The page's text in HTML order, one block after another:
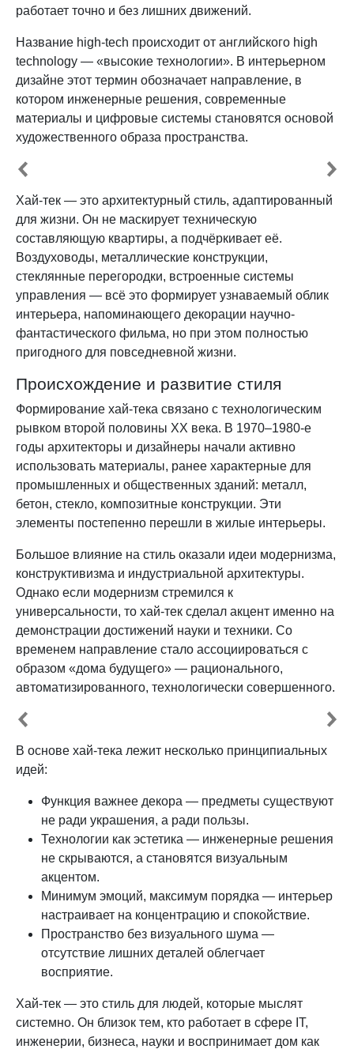
работает точно и без лишних движений.
Название high-tech происходит от английского high
technology — «высокие технологии». В интерьерном
дизайне этот термин обозначает направление, в
котором инженерные решения, современные
материалы и цифровые системы становятся основой
художественного образа пространства.
Хай-тек — это архитектурный стиль, адаптированный
для жизни. Он не маскирует техническую
составляющую квартиры, а подчёркивает её.
Воздуховоды, металлические конструкции,
стеклянные перегородки, встроенные системы
управления — всё это формирует узнаваемый облик
интерьера, напоминающего декорации научно-
фантастического фильма, но при этом полностью
пригодного для повседневной жизни.
Происхождение и развитие стиля
Формирование хай-тека связано с технологическим
рывком второй половины XX века. В 1970–1980-е
годы архитекторы и дизайнеры начали активно
использовать материалы, ранее характерные для
промышленных и общественных зданий: металл,
бетон, стекло, композитные конструкции. Эти
элементы постепенно перешли в жилые интерьеры.
Большое влияние на стиль оказали идеи модернизма,
конструктивизма и индустриальной архитектуры.
Однако если модернизм стремился к
универсальности, то хай-тек сделал акцент именно на
демонстрации достижений науки и техники. Со
временем направление стало ассоциироваться с
образом «дома будущего» — рационального,
автоматизированного, технологически совершенного.
В основе хай-тека лежит несколько принципиальных
идей:
Функция важнее декора — предметы существуют
не ради украшения, а ради пользы.
Технологии как эстетика — инженерные решения
не скрываются, а становятся визуальным
акцентом.
Минимум эмоций, максимум порядка — интерьер
настраивает на концентрацию и спокойствие.
Пространство без визуального шума —
отсутствие лишних деталей облегчает
восприятие.
Хай-тек — это стиль для людей, которые мыслят
системно. Он близок тем, кто работает в сфере IT,
инженерии, бизнеса, науки и воспринимает дом как